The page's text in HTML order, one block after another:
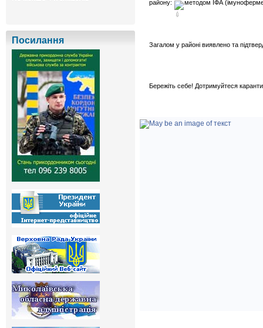
Посилання
району:
методом ІФА
Загалом у районі виявлено та
Бережіть себе! Дотримуйтеся